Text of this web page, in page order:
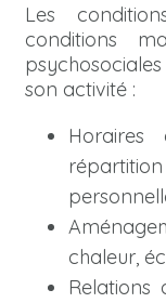
Les
conditions
son activité :
chaleur,
Relations